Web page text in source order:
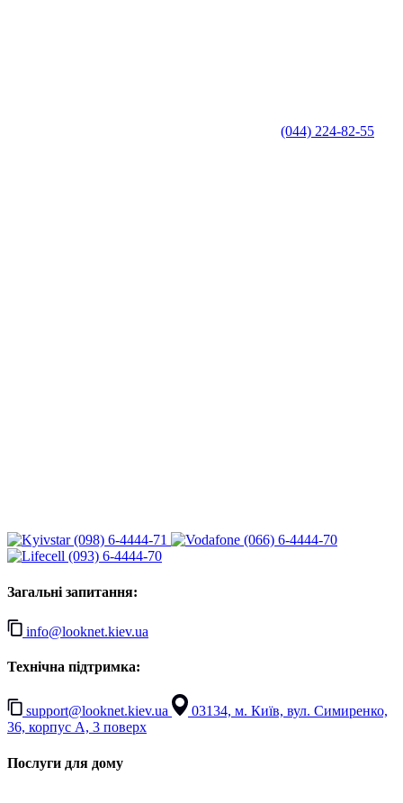
(044) 224-82-55
(098) 6-4444-71
(066) 6-4444-70
(093) 6-4444-70
Загальні запитання:
info@looknet.kiev.ua
Технічна підтримка:
support@looknet.kiev.ua
03134, м. Київ, вул. Симиренко,
36, корпус А, 3 поверх
Послуги для дому